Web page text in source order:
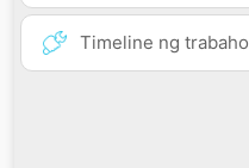
Timeline ng trabaho